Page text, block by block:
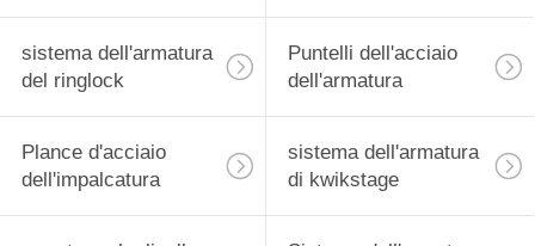
sistema dell'armatura
del ringlock
Puntelli dell'acciaio
dell'armatura
Plance d'acciaio
dell'impalcatura
sistema dell'armatura
di kwikstage